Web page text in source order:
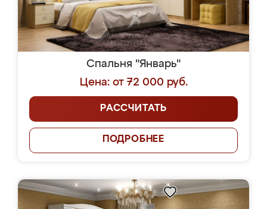
Спальня "Январь"
Цена: от 72 000 руб.
РАССЧИТАТЬ
ПОДРОБНЕЕ